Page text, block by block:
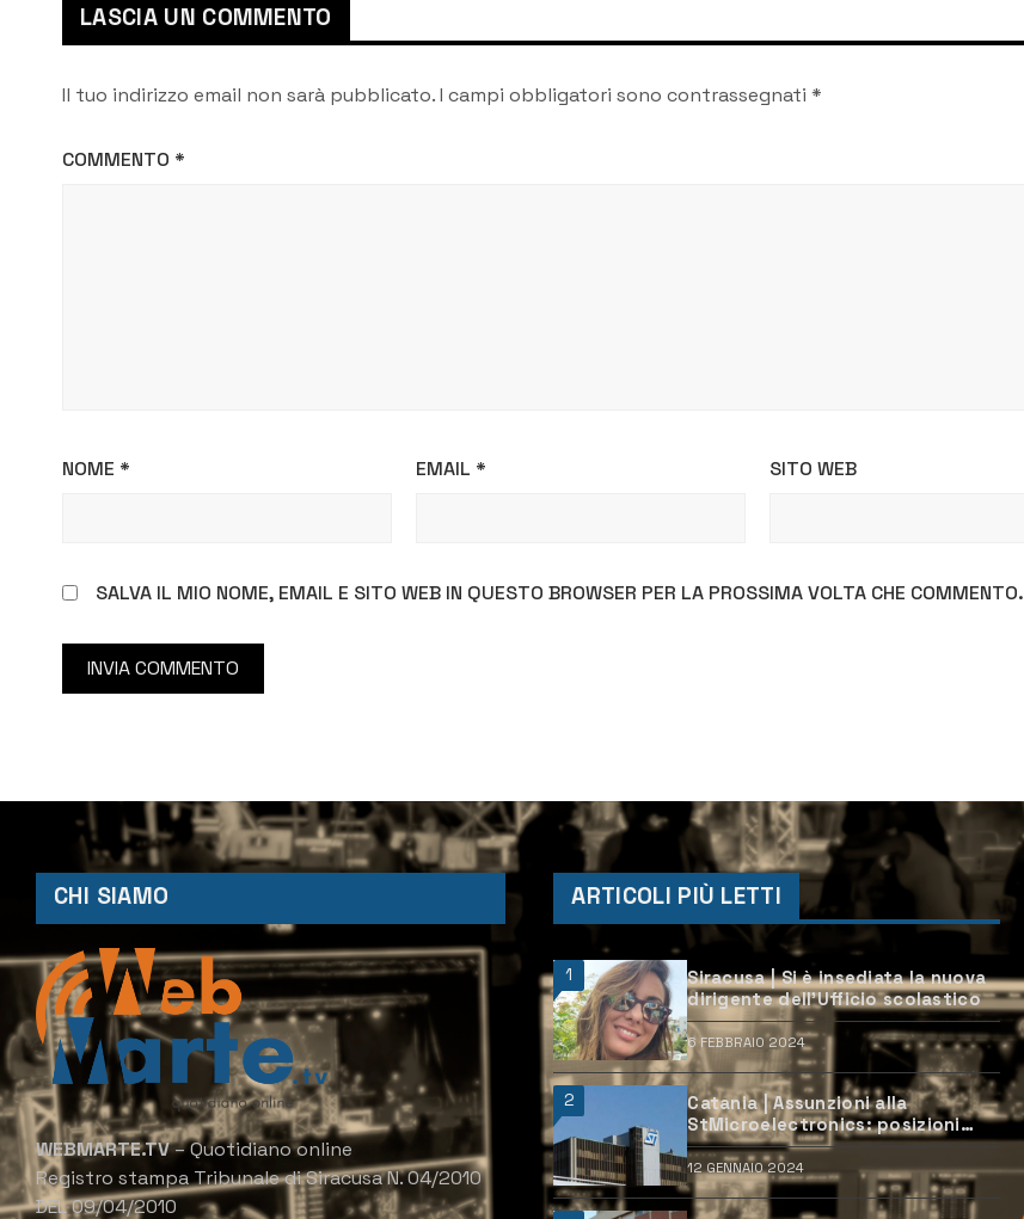
LASCIA UN COMMENTO
Il tuo indirizzo email non sarà pubblicato.I campi obbligatori sono contrassegnati *
COMMENTO *
NOME * EMAIL * SITO WEB
SALVA IL MIO NOME, EMAIL E SITO WEB IN QUESTO BROWSER PER LA PROSSIMA VOLTA CHE COMMENTO.
CHI SIAMO
WEBMARTE.TV– Quotidiano online
Registro stampa Tribunale di Siracusa N. 04/2010
DEL 09/04/2010
ARTICOLI PIÙ LETTI
1
Siracusa | Si è insediata la nuova
dirigente dell’Ufficio scolastico
6 FEBBRAIO 2024
2
Catania | Assunzioni alla
StMicroelectronics: posizioni
aperte e come candidarsi
12 GENNAIO 2024